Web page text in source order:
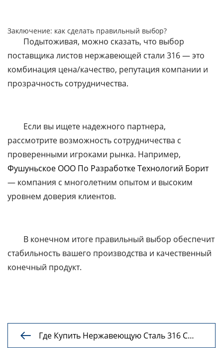
Заключение: как сделать правильный выбор?
Подытоживая, можно сказать, что выбор
поставщика листов нержавеющей стали 316 — это
комбинация цена/качество, репутация компании и
прозрачность сотрудничества.
Если вы ищете надежного партнера,
рассмотрите возможность сотрудничества с
проверенными игроками рынка. Например,
Фушуньское ООО По Разработке Технологий Борит
— компания с многолетним опытом и высоким
уровнем доверия клиентов.
В конечном итоге правильный выбор обеспечит
стабильность вашего производства и качественный
конечный продукт.

Где Купить Нержавеющую Сталь 316 С